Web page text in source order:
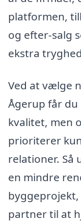
platformen,
og efter-salg
ekstra
Ved at vælge
Ågerup får
kvalitet, men
prioriterer
relationer. Så
en mindre
partner til at